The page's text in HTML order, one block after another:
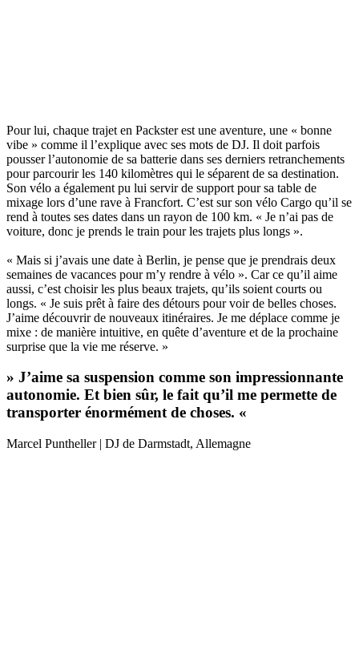
Pour lui, chaque trajet en Packster est une aventure, une « bonne
vibe » comme il l’explique avec ses mots de DJ. Il doit parfois
pousser l’autonomie de sa batterie dans ses derniers retranchements
pour parcourir les 140 kilomètres qui le séparent de sa destination.
Son vélo a également pu lui servir de support pour sa table de
mixage lors d’une rave à Francfort. C’est sur son vélo Cargo qu’il se
rend à toutes ses dates dans un rayon de 100 km. « Je n’ai pas de
voiture, donc je prends le train pour les trajets plus longs ».
« Mais si j’avais une date à Berlin, je pense que je prendrais deux
semaines de vacances pour m’y rendre à vélo ». Car ce qu’il aime
aussi, c’est choisir les plus beaux trajets, qu’ils soient courts ou
longs. « Je suis prêt à faire des détours pour voir de belles choses.
J’aime découvrir de nouveaux itinéraires. Je me déplace comme je
mixe : de manière intuitive, en quête d’aventure et de la prochaine
surprise que la vie me réserve. »
» J’aime sa suspension comme son impressionnante
autonomie. Et bien sûr, le fait qu’il me permette de
transporter énormément de choses. «
Marcel Puntheller | DJ de Darmstadt, Allemagne